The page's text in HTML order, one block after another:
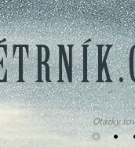
• •
Otázky